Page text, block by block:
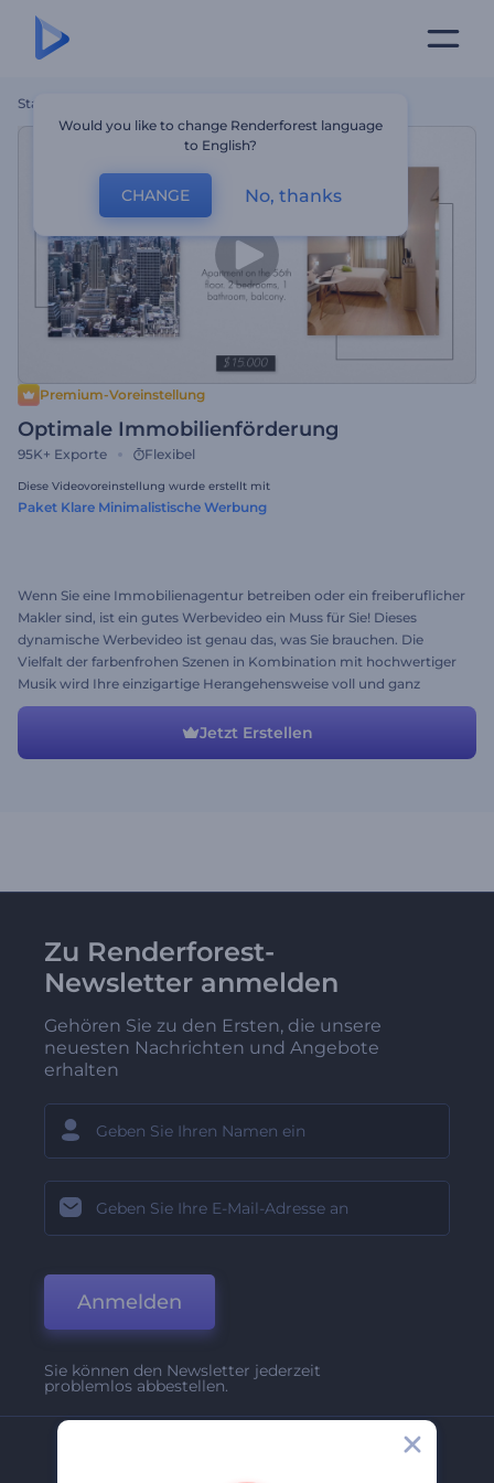
Startseite
Premium-Voreinstellung
Optimale Immobilienförderung
95K+ Exporte Flexibel
Diese Videovoreinstellung wurde erstellt mit
Paket Klare Minimalistische Werbung
Wenn Sie eine Immobilienagentur betreiben oder ein freiberuflicher
Makler sind, ist ein gutes Werbevideo ein Muss für Sie! Dieses
dynamische Werbevideo ist genau das, was Sie brauchen. Die
Vielfalt der farbenfrohen Szenen in Kombination mit hochwertiger
Musik wird Ihre einzigartige Herangehensweise voll und ganz
demonstrieren. Erstellen Sie Ihr exklusives Video und gewinnen Sie
noch heute neue Kunden! Jetzt Erstellen
Zu Renderforest-
Newsletter anmelden
Gehören Sie zu den Ersten, die unsere
neuesten Nachrichten und Angebote
erhalten
Anmelden
Sie können den Newsletter jederzeit
problemlos abbestellen.
Would you like to change Renderforest language
to English?
CHANGE No, thanks